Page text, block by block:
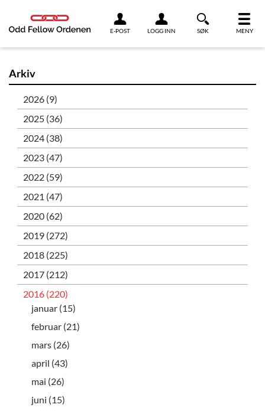
E-POST LOGG INN SØK MENY
Arkiv
2026 (9)
2025 (36)
2024 (38)
2023 (47)
2022 (59)
2021 (47)
2020 (62)
2019 (272)
2018 (225)
2017 (212)
2016 (220)
januar (15)
februar (21)
mars (26)
april (43)
mai (26)
juni (15)